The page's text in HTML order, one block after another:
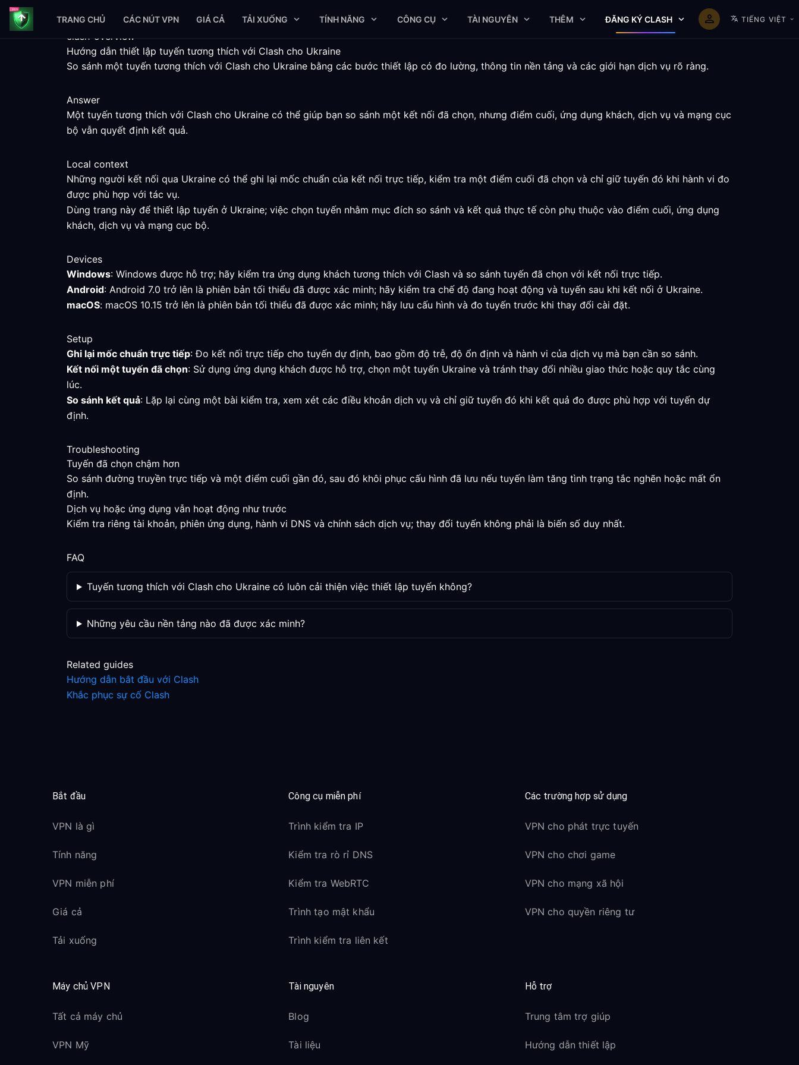
TRANG CHỦ CÁC NÚT VPN GIÁ CẢ TẢI XUỐNG TÍNH NĂNG CÔNG CỤ TÀI NGUYÊN THÊM ĐĂNG KÝ CLASH TIẾNG VIỆT
clash-overview
Hướng dẫn thiết lập tuyến tương thích với Clash cho Ukraine
So sánh một tuyến tương thích với Clash cho Ukraine bằng các bước thiết lập có đo lường, thông tin nền tảng và các giới hạn dịch vụ rõ ràng.
Answer
Một tuyến tương thích với Clash cho Ukraine có thể giúp bạn so sánh một kết nối đã chọn, nhưng điểm cuối, ứng dụng khách, dịch vụ và mạng cục
bộ vẫn quyết định kết quả.
Local context
Những người kết nối qua Ukraine có thể ghi lại mốc chuẩn của kết nối trực tiếp, kiểm tra một điểm cuối đã chọn và chỉ giữ tuyến đó khi hành vi đo
được phù hợp với tác vụ.
Dùng trang này để thiết lập tuyến ở Ukraine; việc chọn tuyến nhằm mục đích so sánh và kết quả thực tế còn phụ thuộc vào điểm cuối, ứng dụng
khách, dịch vụ và mạng cục bộ.
Devices
Windows: Windows được hỗ trợ; hãy kiểm tra ứng dụng khách tương thích với Clash và so sánh tuyến đã chọn với kết nối trực tiếp.
Android: Android 7.0 trở lên là phiên bản tối thiểu đã được xác minh; hãy kiểm tra chế độ đang hoạt động và tuyến sau khi kết nối ở Ukraine.
macOS: macOS 10.15 trở lên là phiên bản tối thiểu đã được xác minh; hãy lưu cấu hình và đo tuyến trước khi thay đổi cài đặt.
Setup
Ghi lại mốc chuẩn trực tiếp: Đo kết nối trực tiếp cho tuyến dự định, bao gồm độ trễ, độ ổn định và hành vi của dịch vụ mà bạn cần so sánh.
Kết nối một tuyến đã chọn: Sử dụng ứng dụng khách được hỗ trợ, chọn một tuyến Ukraine và tránh thay đổi nhiều giao thức hoặc quy tắc cùng
lúc.
So sánh kết quả: Lặp lại cùng một bài kiểm tra, xem xét các điều khoản dịch vụ và chỉ giữ tuyến đó khi kết quả đo được phù hợp với tuyến dự
định.
Troubleshooting
Tuyến đã chọn chậm hơn
So sánh đường truyền trực tiếp và một điểm cuối gần đó, sau đó khôi phục cấu hình đã lưu nếu tuyến làm tăng tình trạng tắc nghẽn hoặc mất ổn
định.
Dịch vụ hoặc ứng dụng vẫn hoạt động như trước
Kiểm tra riêng tài khoản, phiên ứng dụng, hành vi DNS và chính sách dịch vụ; thay đổi tuyến không phải là biến số duy nhất.
FAQ
Tuyến tương thích với Clash cho Ukraine có luôn cải thiện việc thiết lập tuyến không?
Những yêu cầu nền tảng nào đã được xác minh?
Related guides
Hướng dẫn bắt đầu với Clash
Khắc phục sự cố Clash
Bắt đầu
VPN là gì
Tính năng
VPN miễn phí
Giá cả
Tải xuống
Công cụ miễn phí
Trình kiểm tra IP
Kiểm tra rò rỉ DNS
Kiểm tra WebRTC
Trình tạo mật khẩu
Trình kiểm tra liên kết
Các trường hợp sử dụng
VPN cho phát trực tuyến
VPN cho chơi game
VPN cho mạng xã hội
VPN cho quyền riêng tư
Máy chủ VPN
Tất cả máy chủ
VPN Mỹ
Tài nguyên
Blog
Tài liệu
Hỗ trợ
Trung tâm trợ giúp
Hướng dẫn thiết lập